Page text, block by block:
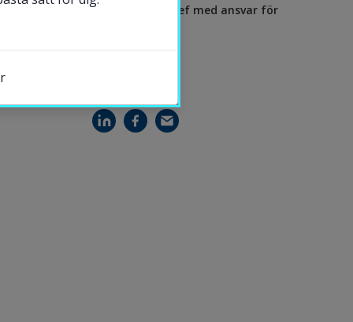
Vice akademichef med ansvar för